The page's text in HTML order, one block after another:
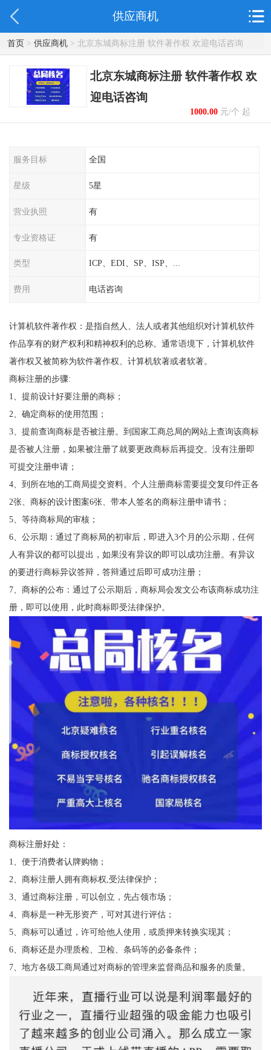
供应商机
首页> 供应商机> 北京东城商标注册 软件著作权 欢迎电话咨询
北京东城商标注册 软件著作权 欢
迎电话咨询
1000.00元/个 起
服务目标 全国
星级 5星
营业执照 有
专业资格证 有
类型 ICP、EDI、SP、ISP、...
费用 电话咨询
计算机软件著作权：是指自然人、法人或者其他组织对计算机软件
作品享有的财产权利和精神权利的总称。通常语境下，计算机软件
著作权又被简称为软件著作权、计算机软著或者软著。
商标注册的步骤:
1、提前设计好要注册的商标；
2、确定商标的使用范围；
3、提前查询商标是否被注册。到国家工商总局的网站上查询该商标
是否被人注册，如果被注册了就要更政商标后再提交。没有注册即
可提交注册申请；
4、到所在地的工商局提交资料。个人注册商标需要提交复印件正各
2张、商标的设计图案6张、带本人签名的商标注册申请书；
5、等待商标局的审核；
6、公示期：通过了商标局的初审后，即进入3个月的公示期，任何
人有异议的都可以提出，如果没有异议的即可以成功注册。有异议
的要进行商标异议答辩，答辩通过后即可成功注册；
7、商标的公布：通过了公示期后，商标局会发文公布该商标成功注
册，即可以使用，此时商标即受法律保护。
商标注册好处：
1、便于消费者认牌购物；
2、商标注册人拥有商标权,受法律保护；
3、通过商标注册，可以创立，先占领市场；
4、商标是一种无形资产，可对其进行评估；
5、商标可以通过，许可给他人使用，或质押来转换实现其；
6、商标还是办理质检、卫检、条码等的必备条件；
7、地方各级工商局通过对商标的管理来监督商品和服务的质量。